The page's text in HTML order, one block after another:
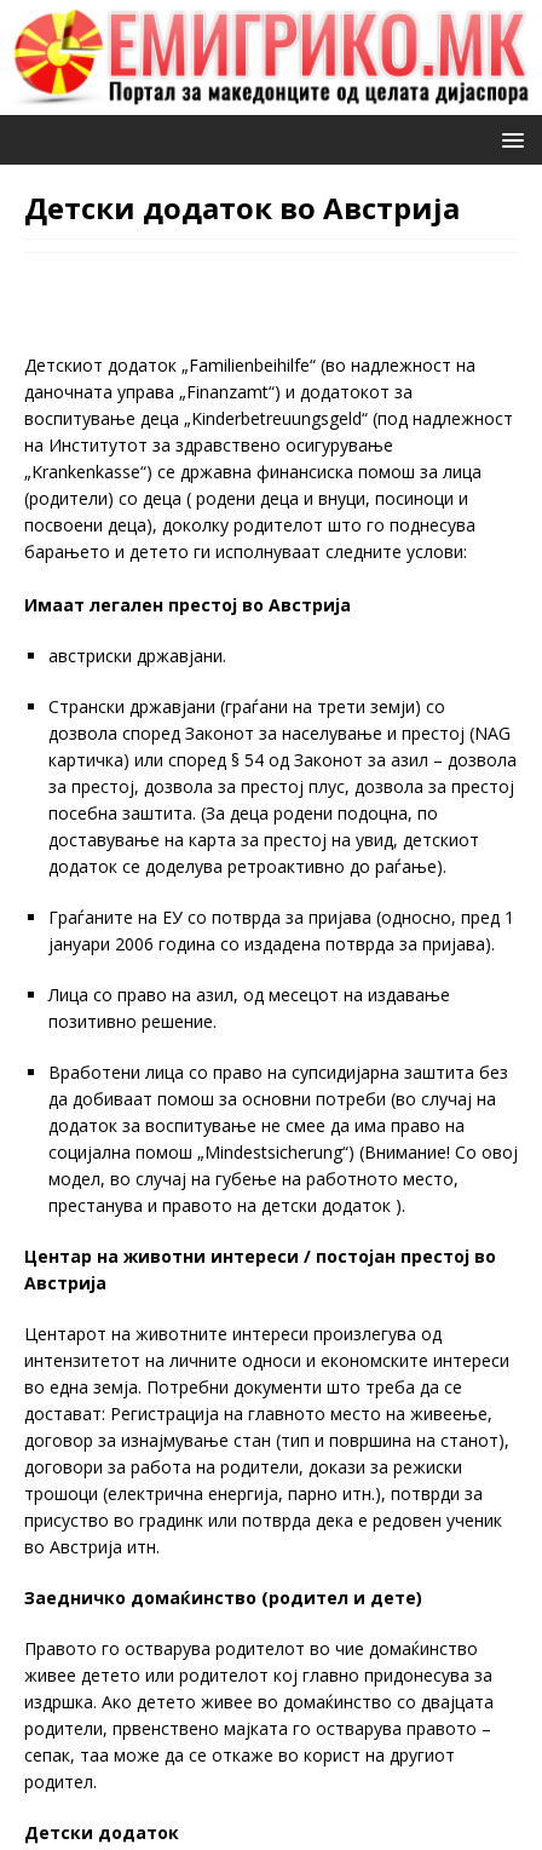
Детски додаток во Австрија
Детскиот додаток „Familienbeihilfe“ (во надлежност на
даночната управа „Finanzamt“) и додатокот за
воспитување деца „Kinderbetreuungsgeld“ (под надлежност
на Институтот за здравствено осигурување
„Krankenkasse“) се државна финансиска помош за лица
(родители) со деца ( родени деца и внуци, посиноци и
посвоени деца), доколку родителот што го поднесува
барањето и детето ги исполнуваат следните услови:
Имаат легален престој во Австрија
австриски државјани.
Странски државјани (граѓани на трети земји) со
дозвола според Законот за населување и престој (NAG
картичка) или според § 54 од Законот за азил – дозвола
за престој, дозвола за престој плус, дозвола за престој
посебна заштита. (За деца родени подоцна, по
доставување на карта за престој на увид, детскиот
додаток се доделува ретроактивно до раѓање).
Граѓаните на ЕУ со потврда за пријава (односно, пред 1
јануари 2006 година со издадена потврда за пријава).
Лица со право на азил, од месецот на издавање
позитивно решение.
Вработени лица со право на супсидијарна заштита без
да добиваат помош за основни потреби (во случај на
додаток за воспитување не смее да има право на
социјална помош „Mindestsicherung“) (Внимание! Со овој
модел, во случај на губење на работното место,
престанува и правото на детски додаток ).
Центар на животни интереси / постојан престој во
Австрија
Центарот на животните интереси произлегува од
интензитетот на личните односи и економските интереси
во една земја. Потребни документи што треба да се
достават: Регистрација на главното место на живеење,
договор за изнајмување стан (тип и површина на станот),
договори за работа на родители, докази за режиски
трошоци (електрична енергија, парно итн.), потврди за
присуство во градинк или потврда дека е редовен ученик
во Австрија итн.
Заедничко домаќинство (родител и дете)
Правото го остварува родителот во чие домаќинство
живее детето или родителот кој главно придонесува за
издршка. Ако детето живее во домаќинство со двајцата
родители, првенствено мајката го остварува правото –
сепак, таа може да се откаже во корист на другиот
родител.
Детски додаток